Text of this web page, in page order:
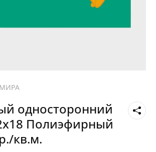
односторонний
Полиэфирный
кв.м.